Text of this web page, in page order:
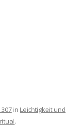
307 in Leichtigkeit und
.